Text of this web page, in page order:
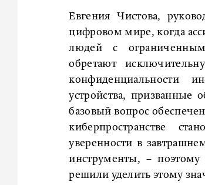
Евгения Чистова,
цифровом мире, когда
людей с
обретают
конфиденциальности
устройства, призванные
базовый вопрос
киберпространстве
уверенности в
инструменты, –
решили уделить этому